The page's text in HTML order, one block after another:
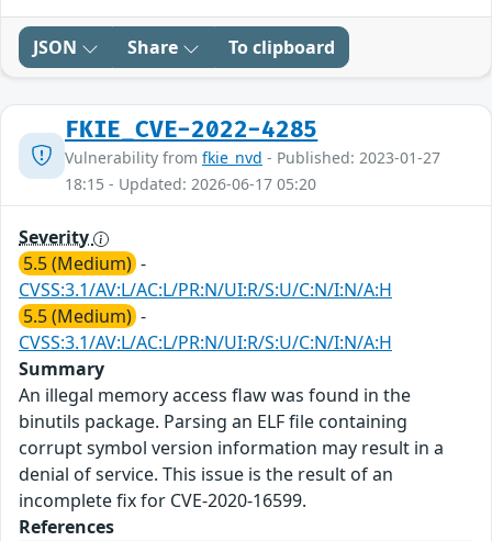
JSON Share To clipboard
FKIE_CVE-2022-4285
Vulnerability from fkie_nvd - Published: 2023-01-27
18:15 - Updated: 2026-06-17 05:20
Severity
5.5 (Medium) -
CVSS:3.1/AV:L/AC:L/PR:N/UI:R/S:U/C:N/I:N/A:H
5.5 (Medium) -
CVSS:3.1/AV:L/AC:L/PR:N/UI:R/S:U/C:N/I:N/A:H
Summary
An illegal memory access flaw was found in the
binutils package. Parsing an ELF file containing
corrupt symbol version information may result in a
denial of service. This issue is the result of an
incomplete fix for CVE-2020-16599.
References